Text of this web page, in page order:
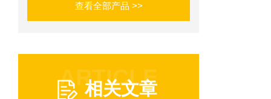
查看全部产品 >>
ARTICLE
相关文章